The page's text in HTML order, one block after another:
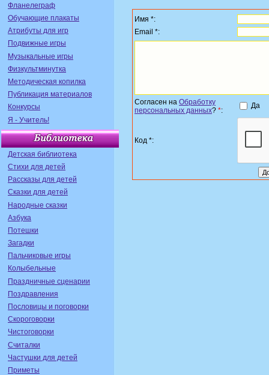
Фланелеграф
Обучающие плакаты
Атрибуты для игр
Подвижные игры
Музыкальные игры
Физкультминутка
Методическая копилка
Публикация материалов
Конкурсы
Я - Учитель!
Детская библиотека
Стихи для детей
Рассказы для детей
Сказки для детей
Народные сказки
Азбука
Потешки
Загадки
Пальчиковые игры
Колыбельные
Праздничные сценарии
Поздравления
Пословицы и поговорки
Скороговорки
Чистоговорки
Считалки
Частушки для детей
Приметы
Имя *:
Email *:
Согласен на Обработку
персональных данных? *:
Да
Код *: